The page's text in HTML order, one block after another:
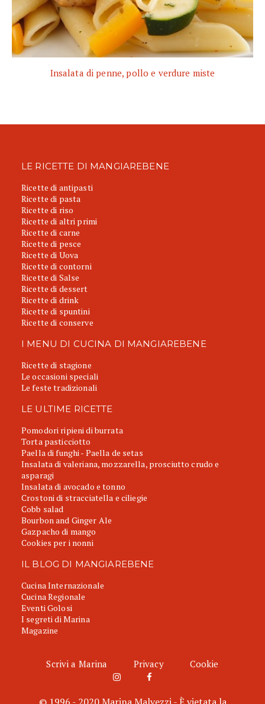
Insalata di penne, pollo e verdure miste
LE RICETTE DI MANGIAREBENE
Ricette di antipasti
Ricette di pasta
Ricette di riso
Ricette di altri primi
Ricette di carne
Ricette di pesce
Ricette di Uova
Ricette di contorni
Ricette di Salse
Ricette di dessert
Ricette di drink
Ricette di spuntini
Ricette di conserve
I MENU DI CUCINA DI MANGIAREBENE
Ricette di stagione
Le occasioni speciali
Le feste tradizionali
LE ULTIME RICETTE
Pomodori ripieni di burrata
Torta pasticciotto
Paella di funghi - Paella de setas
Insalata di valeriana, mozzarella, prosciutto crudo e
asparagi
Insalata di avocado e tonno
Crostoni di stracciatella e ciliegie
Cobb salad
Bourbon and Ginger Ale
Gazpacho di mango
Cookies per i nonni
IL BLOG DI MANGIAREBENE
Cucina Internazionale
Cucina Regionale
Eventi Golosi
I segreti di Marina
Magazine
Scrivi a Marina Privacy Cookie